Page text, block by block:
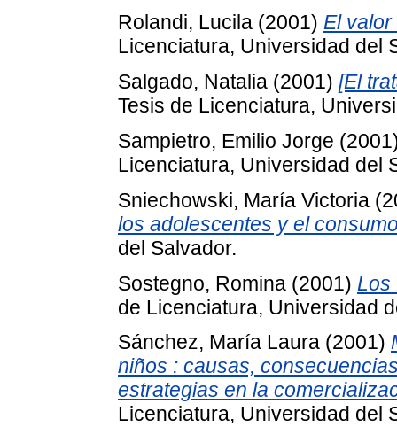
Rolandi, Lucila (2001) El
Licenciatura, Universidad del
Salgado, Natalia (2001) [El
Tesis de Licenciatura,
Sampietro, Emilio Jorge
Licenciatura, Universidad del
Sniechowski, María Victoria
los adolescentes y el
del Salvador.
Sostegno, Romina (2001) Los
de Licenciatura, Universidad
Sánchez, María Laura (2001)
niños : causas,
estrategias en la
Licenciatura, Universidad del